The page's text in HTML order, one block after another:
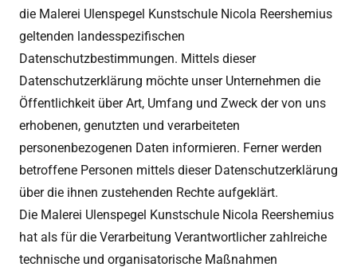
die Malerei Ulenspegel Kunstschule Nicola Reershemius
geltenden landesspezifischen
Datenschutzbestimmungen. Mittels dieser
Datenschutzerklärung möchte unser Unternehmen die
Öffentlichkeit über Art, Umfang und Zweck der von uns
erhobenen, genutzten und verarbeiteten
personenbezogenen Daten informieren. Ferner werden
betroffene Personen mittels dieser Datenschutzerklärung
über die ihnen zustehenden Rechte aufgeklärt.
Die Malerei Ulenspegel Kunstschule Nicola Reershemius
hat als für die Verarbeitung Verantwortlicher zahlreiche
technische und organisatorische Maßnahmen